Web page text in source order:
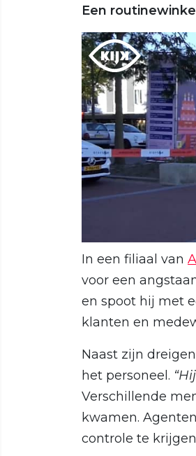
Een
In een filiaal van
voor een
en spoot hij met
klanten en
Naast zijn
het personeel.
Verschillende
kwamen.
controle te